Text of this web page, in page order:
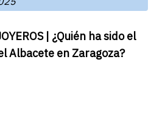
| ¿Quién ha sido el
Albacete en Zaragoza?